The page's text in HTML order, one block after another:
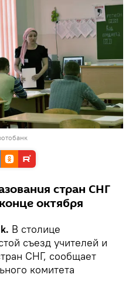
стран СНГ
октября
В столице
съезд учителей и
СНГ, сообщает
комитета